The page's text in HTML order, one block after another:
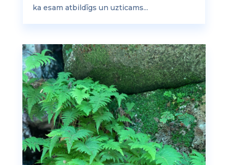
ka esam atbildīgs un uzticams...